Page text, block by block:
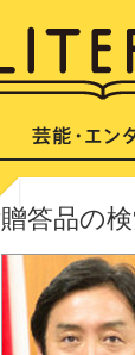
贈答品の